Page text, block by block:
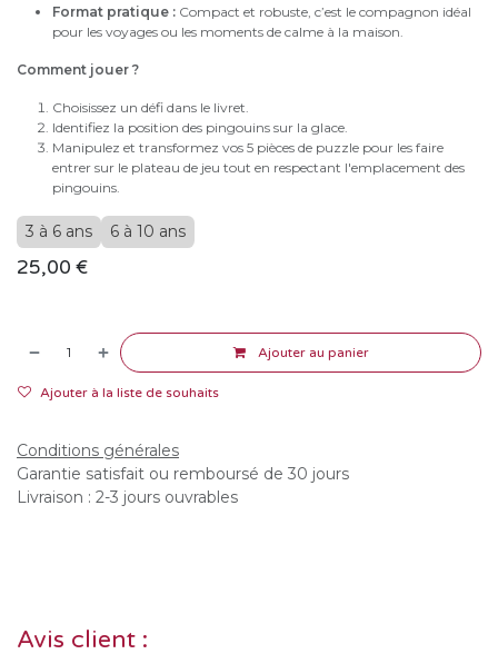
Format pratique : Compact et robuste, c’est le compagnon idéal
pour les voyages ou les moments de calme à la maison.
Comment jouer ?
Choisissez un défi dans le livret.
Identifiez la position des pingouins sur la glace.
Manipulez et transformez vos 5 pièces de puzzle pour les faire
entrer sur le plateau de jeu tout en respectant l'emplacement des
pingouins.
3 à 6 ans 6 à 10 ans
25,00 €
Ajouter au panier
Ajouter à la liste de souhaits
Conditions générales
Garantie satisfait ou remboursé de 30 jours
Livraison : 2-3 jours ouvrables
Avis client :